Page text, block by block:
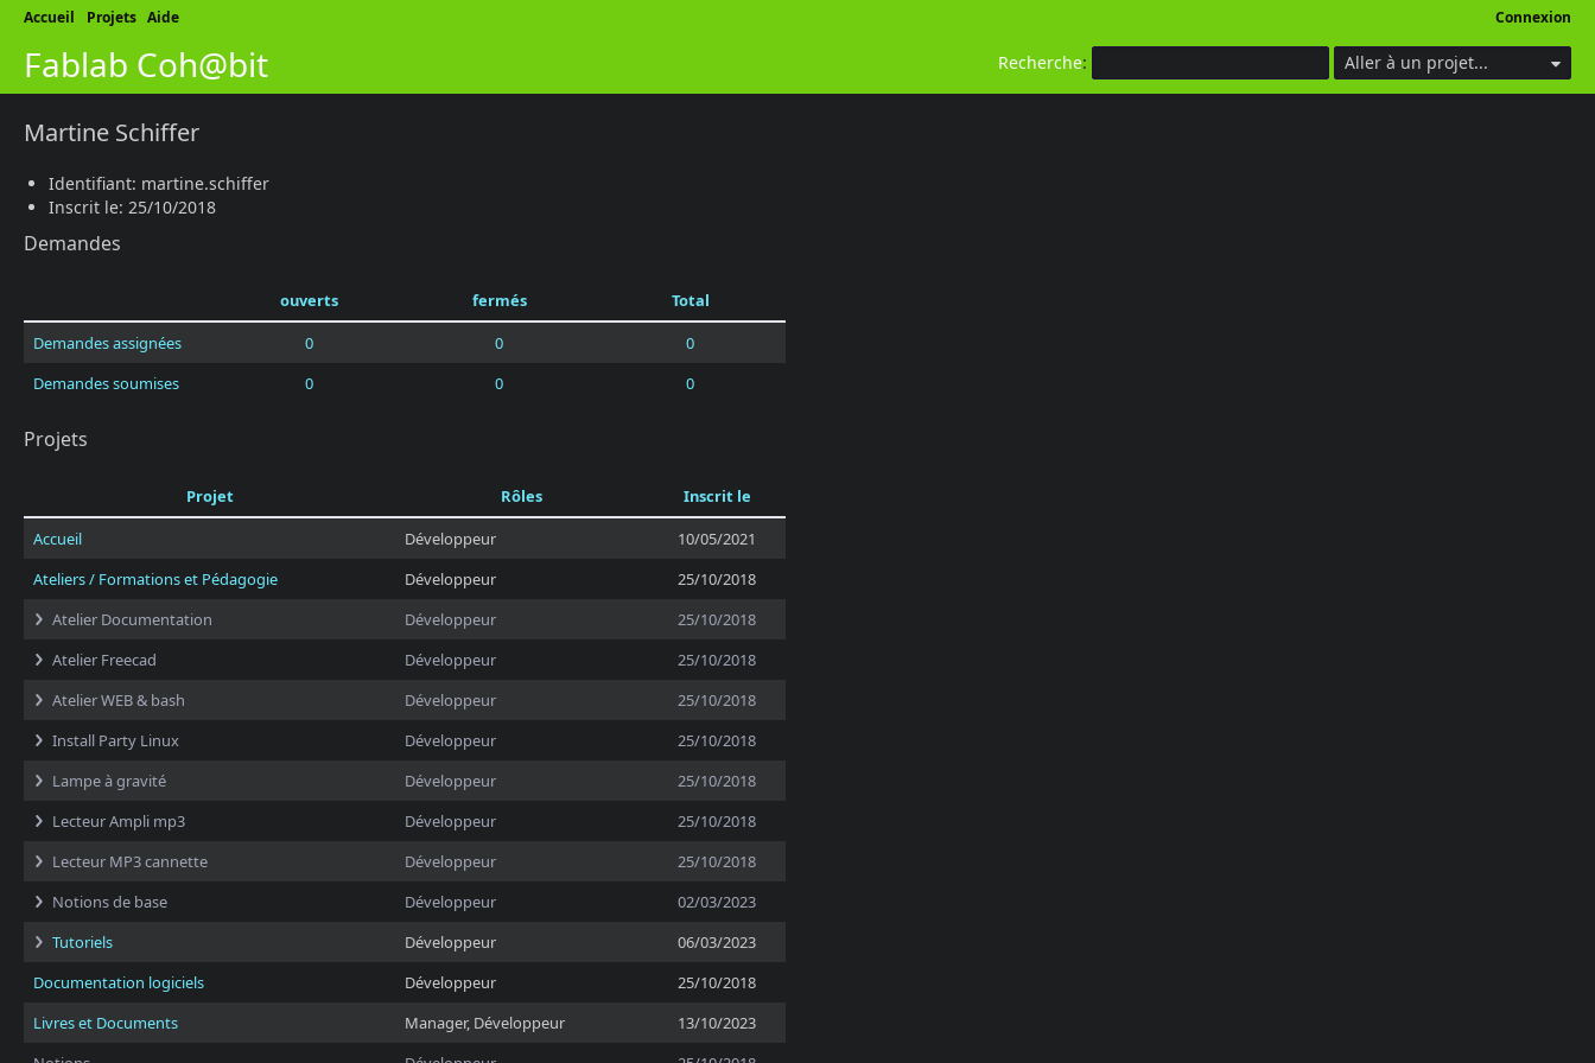
Connexion
Accueil Projets Aide
Recherche: Aller à un projet...
Fablab Coh@bit
Martine Schiffer
Identifiant: martine.schiffer
Inscrit le: 25/10/2018
Demandes
ouverts fermés
Total
Demandes assignées
0 0
0
Demandes soumises
0 0 0
Projets
Projet Rôles
Inscrit le
Accueil
Développeur
10/05/2021
Ateliers / Formations et Pédagogie
Développeur
25/10/2018
Atelier Documentation
Développeur
25/10/2018
Atelier Freecad
Développeur
25/10/2018
Atelier WEB & bash
Développeur
25/10/2018
Install Party Linux
Développeur
25/10/2018
Lampe à gravité
Développeur
25/10/2018
Lecteur Ampli mp3
Développeur
25/10/2018
Lecteur MP3 cannette
Développeur
25/10/2018
Notions de base
Développeur
02/03/2023
Tutoriels
Développeur
06/03/2023
Documentation logiciels
Développeur
25/10/2018
Livres et Documents
Manager, Développeur
13/10/2023